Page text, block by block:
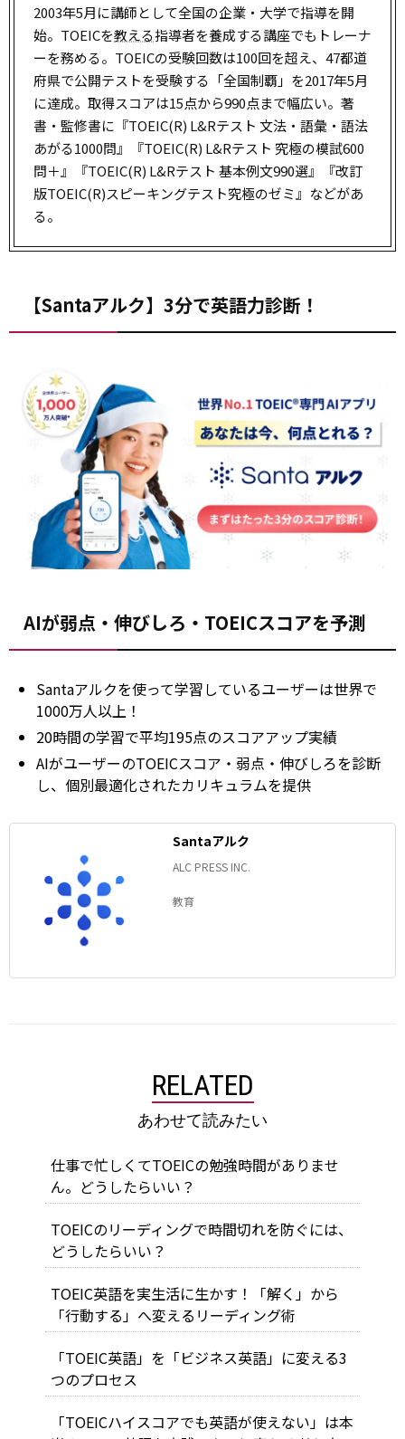
2003年5月に講師として全国の企業・大学で指導を開
始。TOEICを教える指導者を養成する講座でもトレーナ
ーを務める。TOEICの受験回数は100回を超え、47都道
府県で公開テストを受験する「全国制覇」を2017年5月
に達成。取得スコアは15点から990点まで幅広い。著
書・監修書に『TOEIC(R) L&Rテスト 文法・語彙・語法
あがる1000問』『TOEIC(R) L&Rテスト 究極の模試600
問＋』『TOEIC(R) L&Rテスト 基本例文990選』『改訂
版TOEIC(R)スピーキングテスト究極のゼミ』などがあ
る。
【Santaアルク】3分で英語力診断！
AIが弱点・伸びしろ・TOEICスコアを予測
Santaアルクを使って学習しているユーザーは世界で
1000万人以上！
20時間の学習で平均195点のスコアアップ実績
AIがユーザーのTOEICスコア・弱点・伸びしろを診断
し、個別最適化されたカリキュラムを提供
Santaアルク
ALC PRESS INC.
教育
RELATED
あわせて読みたい
仕事で忙しくてTOEICの勉強時間がありませ
ん。どうしたらいい？
TOEICのリーディングで時間切れを防ぐには、
どうしたらいい？
TOEIC英語を実生活に生かす！「解く」から
「行動する」へ変えるリーディング術
「TOEIC英語」を「ビジネス英語」に変える3
つのプロセス
「TOEICハイスコアでも英語が使えない」は本